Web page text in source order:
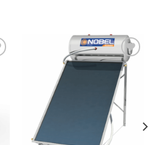
Add to
Wishlist